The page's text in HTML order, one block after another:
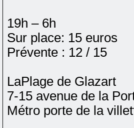
19h – 6h
Sur place: 15 euros
Prévente : 12 / 15
LaPlage de Glazart
7-15 avenue de la
Métro porte de la